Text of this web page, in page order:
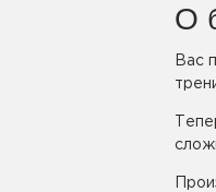
О
Вас